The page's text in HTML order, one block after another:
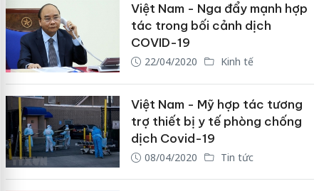
Việt Nam - Nga đẩy mạnh hợp
tác trong bối cảnh dịch
COVID-19
22/04/2020 Kinh tế
Việt Nam - Mỹ hợp tác tương
trợ thiết bị y tế phòng chống
dịch Covid-19
08/04/2020 Tin tức